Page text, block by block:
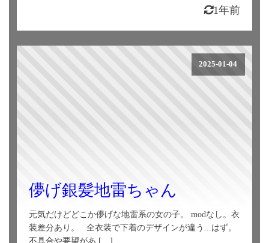
1年前
2025-01-04
儚げ銀髪地雷ちゃん
元気だけどどこか儚げな地雷系の女の子。 modなし。衣
装差分あり。 全衣装で下着のデザインが違う...はず。
不具合や要望があ […]